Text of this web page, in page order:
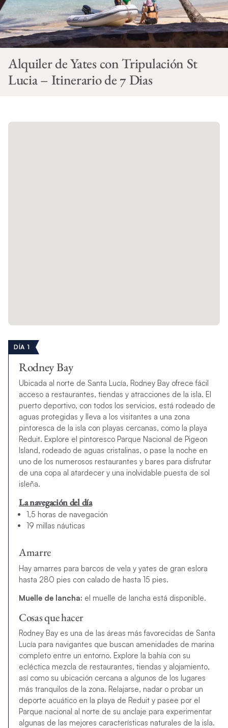
Alquiler de Yates con Tripulación St
Lucia – Itinerario de 7 Dias
DÍA 1
Rodney Bay
Ubicada al norte de Santa Lucía, Rodney Bay ofrece fácil
acceso a restaurantes, tiendas y atracciones de la isla. El
puerto deportivo, con todos los servicios, está rodeado de
aguas protegidas y lleva a los visitantes a una zona
pintoresca de la isla con playas cercanas, como la playa
Reduit. Explore el pintoresco Parque Nacional de Pigeon
Island, rodeado de aguas cristalinas, o pase la noche en
uno de los numerosos restaurantes y bares para disfrutar
de una copa al atardecer y una inolvidable puesta de sol
isleña.
La navegación del día
1,5 horas de navegación
19 millas náuticas
Amarre
Hay amarres para barcos de vela y yates de gran eslora
hasta 280 pies con calado de hasta 15 pies.
Muelle de lancha: el muelle de lancha está disponible.
Cosas que hacer
Rodney Bay es una de las áreas más favorecidas de Santa
Lucía para navigantes que buscan amenidades de marina
completo entre un entorno. Explore la bahía con su
ecléctica mezcla de restaurantes, tiendas y alojamiento,
así como su ubicación cercana a algunos de los lugares
más tranquilos de la zona. Relajarse, nadar o probar un
deporte acuático en la playa de Reduit y pasee por el
Parque nacional al norte de su anclaje para experimentar
algunas de las mejores características naturales de la isla.